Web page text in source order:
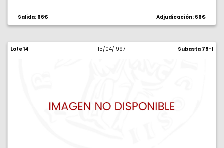
Salida: 66€ Adjudicación: 66€
Lote 14 15/04/1997 Subasta 79-1